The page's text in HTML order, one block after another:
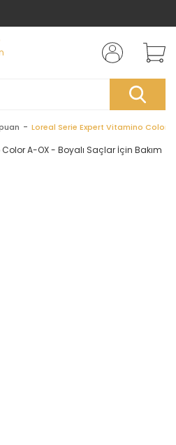
Loreal Serie Expert Vitamino Color